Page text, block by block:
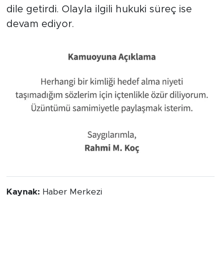
dile getirdi. Olayla ilgili hukuki süreç ise
devam ediyor.
Kaynak: Haber Merkezi